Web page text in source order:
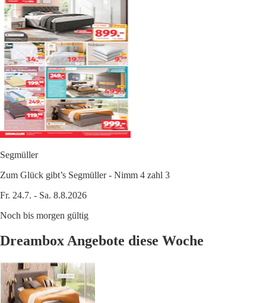
Segmüller
Zum Glück gibt’s Segmüller - Nimm 4 zahl 3
Fr. 24.7. - Sa. 8.8.2026
Noch bis morgen gültig
Dreambox Angebote diese Woche